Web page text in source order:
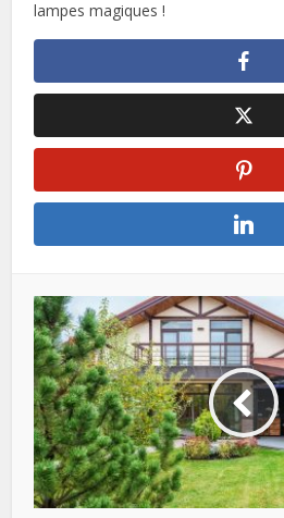
lampes magiques !